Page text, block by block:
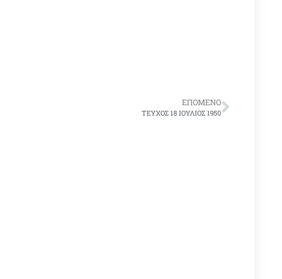
ΕΠΌΜΕΝΟ
ΤΕΥΧΟΣ 18 ΙΟΥΛΙΟΣ 1950